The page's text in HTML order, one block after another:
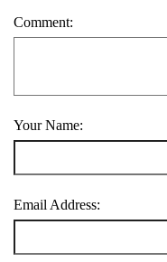
Comment:
Your Name:
Email Address: